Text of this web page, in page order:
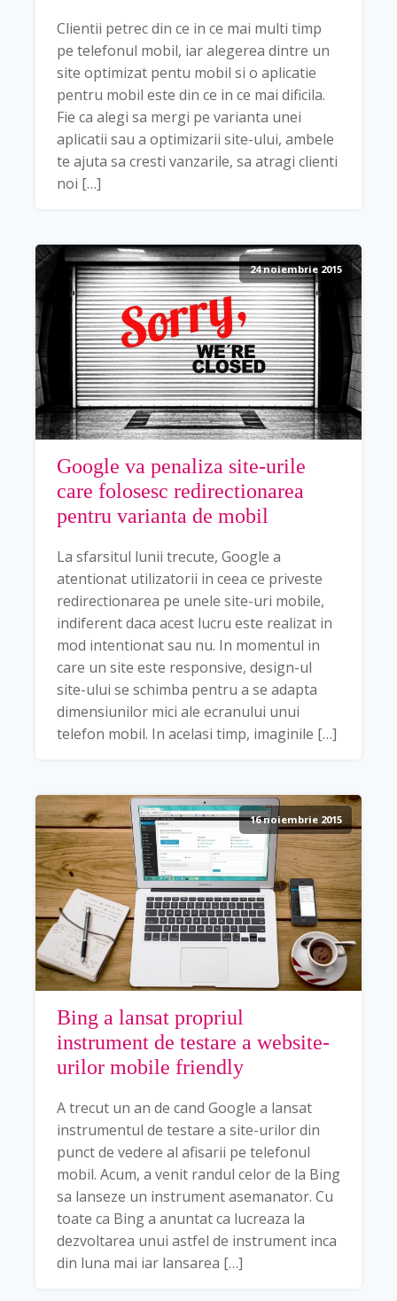
Clientii petrec din ce in ce mai multi timp
pe telefonul mobil, iar alegerea dintre un
site optimizat pentu mobil si o aplicatie
pentru mobil este din ce in ce mai dificila.
Fie ca alegi sa mergi pe varianta unei
aplicatii sau a optimizarii site-ului, ambele
te ajuta sa cresti vanzarile, sa atragi clienti
noi […]
24 noiembrie 2015
Google va penaliza site-urile
care folosesc redirectionarea
pentru varianta de mobil
La sfarsitul lunii trecute, Google a
atentionat utilizatorii in ceea ce priveste
redirectionarea pe unele site-uri mobile,
indiferent daca acest lucru este realizat in
mod intentionat sau nu. In momentul in
care un site este responsive, design-ul
site-ului se schimba pentru a se adapta
dimensiunilor mici ale ecranului unui
telefon mobil. In acelasi timp, imaginile […]
16 noiembrie 2015
Bing a lansat propriul
instrument de testare a website-
urilor mobile friendly
A trecut un an de cand Google a lansat
instrumentul de testare a site-urilor din
punct de vedere al afisarii pe telefonul
mobil. Acum, a venit randul celor de la Bing
sa lanseze un instrument asemanator. Cu
toate ca Bing a anuntat ca lucreaza la
dezvoltarea unui astfel de instrument inca
din luna mai iar lansarea […]